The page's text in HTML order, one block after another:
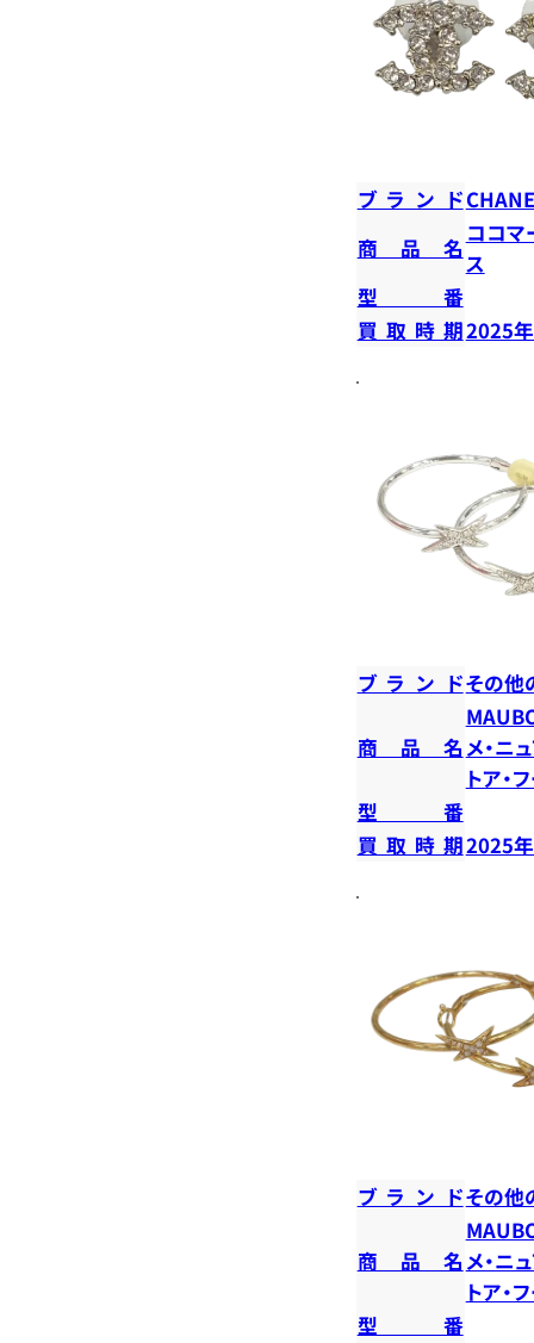
ブランド
商品名
ココ
ス
型番
買取時期2025
ブランドその他
商品名 メ・ニ
トア・
型番
買取時期2025
ブランドその他
商品名 メ・ニ
トア・
型番